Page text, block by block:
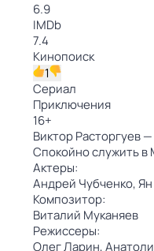
6.9
IMDb
7.4
Кинопоиск
1
Сериал
Приключения
16+
Виктор Расторгуев
Спокойно служить в
Актеры:
Андрей Чубченко,
Композитор:
Виталий Муканяев
Режиссеры:
Олег Ларин,